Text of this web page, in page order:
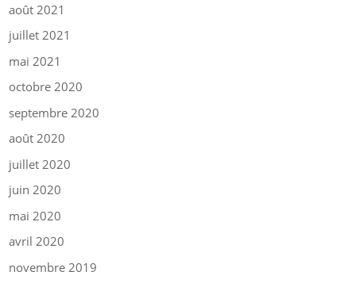
août 2021
juillet 2021
mai 2021
octobre 2020
septembre 2020
août 2020
juillet 2020
juin 2020
mai 2020
avril 2020
novembre 2019